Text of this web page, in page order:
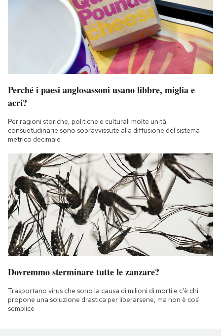
Perché i paesi anglosassoni usano libbre, miglia e
acri?
Per ragioni storiche, politiche e culturali molte unità
consuetudinarie sono sopravvissute alla diffusione del sistema
metrico decimale
Dovremmo sterminare tutte le zanzare?
Trasportano virus che sono la causa di milioni di morti e c'è chi
propone una soluzione drastica per liberarsene, ma non è così
semplice